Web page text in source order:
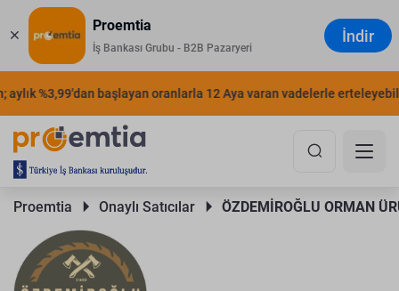
Proemtia
İş Bankası Grubu - B2B Pazaryeri
İndir
%3,99'dan başlayan oranlarla 12 Aya varan vadelerle
Proemtia Onaylı Satıcılar ÖZDEMİROĞLU ORMAN